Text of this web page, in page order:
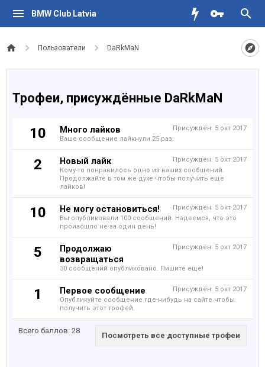
BMW Club Latvia
Пользователи DaRkMaN
Трофеи, присуждённые DaRkMaN
10 Присуждён: 5 окт 2017
Много лайков
Ваше сообщение лайкнули 25 раз.
2 Присуждён: 5 окт 2017
Новый лайк
Кому-то понравилось одно из ваших сообщений.
Продолжайте в том же духе чтобы получить еще
лайков!
10 Присуждён: 5 окт 2017
Не могу остановиться!
Вы опубликовали 100 сообщений. Надеемся, что это
произошло не за один день!
5 Присуждён: 5 окт 2017
Продолжаю
возвращаться
30 сообщений опубликовано. Пишите еще!
1 Присуждён: 5 окт 2017
Первое сообщение
Опубликуйте сообщение где-нибудь на сайте чтобы
получить этот трофей.
Всего баллов: 28
Посмотреть все доступные трофеи